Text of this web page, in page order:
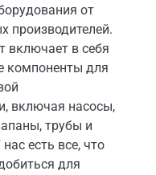
от
производителей.
включает в себя
компоненты для
включая насосы,
трубы и
есть все, что
для